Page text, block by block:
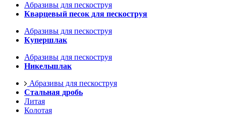
Абразивы для пескоструя
Кварцевый песок для пескоструя
Абразивы для пескоструя
Купершлак
Абразивы для пескоструя
Никельшлак
Абразивы для пескоструя
Стальная дробь
Литая
Колотая